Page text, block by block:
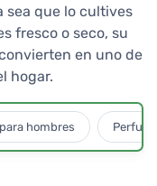
sea que lo cultives
fresco o seco, su
en uno de
hogar.
hombres